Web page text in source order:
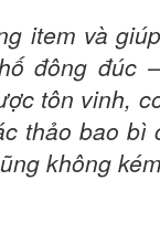
item và
đông đúc
tôn vinh,
thảo bao bì
không